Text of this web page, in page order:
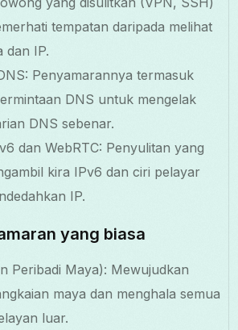
tempatan daripada melihat
dan IP.
Penyamarannya termasuk
DNS untuk mengelak
DNS sebenar.
dan WebRTC: Penyulitan yang
kira IPv6 dan ciri pelayar
IP.
yang biasa
Peribadi Maya): Mewujudkan
maya dan menghala semua
luar.